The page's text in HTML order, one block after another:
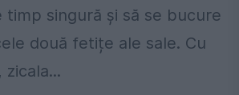
timp singură și să se bucure
două fetițe ale sale. Cu